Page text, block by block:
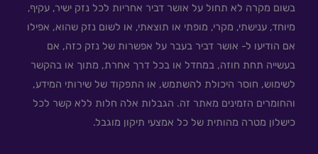
בשום מקרה לא תחול על אושר דביר אחריות לכל נזק ישיר, עקיף,
מיוחד, ענישתי, מקרי, מופתי או תוצאתי, או לשום נזק שהוא, אפילו
אם הודיעו ל- אושר דביר בעבר על אפשרות של נזק כזה, אם
בעשייה תחת חוזה, במחדל או בכל דרך אחרת, מתוך או בהקשר
לשימוש, חוסר היכולת להשתמש, או התפקוד של שירותי המידע,
והחומרים הזמינים מאתר זה. הגבלות אלה חלות ללא קשר לכל
כישלון מטרה מהותית של כל אמצעי תיקון מוגבל.